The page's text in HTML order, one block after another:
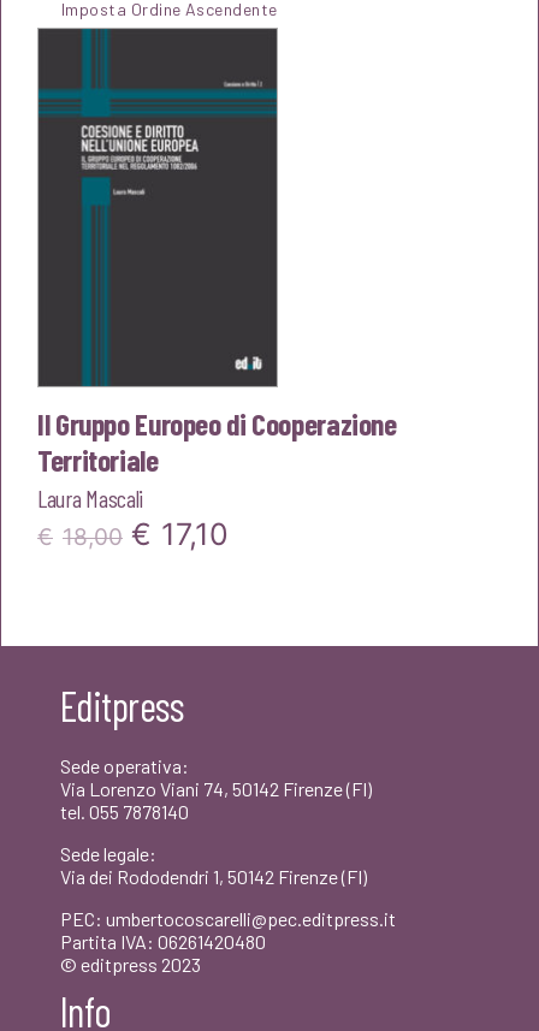
Il Gruppo Europeo di Cooperazione
Territoriale
Laura Mascali
€ 18,00 Il
€18,00.
€ 17,10
Editpress
Sede operativa:
Via Lorenzo Viani 74, 50142 Firenze (FI)
tel. 055 7878140
Sede legale:
Via dei Rododendri 1, 50142 Firenze (FI)
PEC: umbertocoscarelli@pec.editpress.it
Partita IVA: 06261420480
© editpress 2023
Info